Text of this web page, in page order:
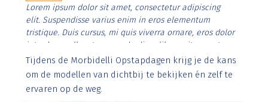
Lorem ipsum dolor sit amet, consectetur adipiscing
elit. Suspendisse varius enim in eros elementum
tristique. Duis cursus, mi quis viverra ornare, eros dolor
interdum nulla, ut commodo diam libero vitae erat.
Aenean faucibus nibh et justo cursus id rutrum lorem
imperdiet. Nunc ut sem vitae risus tristique posuere.
Tijdens de Morbidelli Opstapdagen krijg je de kans
om de modellen van dichtbij te bekijken én zelf te
ervaren op de weg.